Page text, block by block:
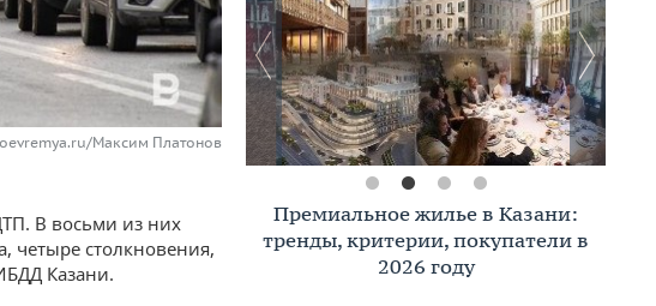
Максим Платонов
В восьми из них
четыре столкновения,
Казани.
Премиальное жилье в Казани:
тренды, критерии, покупатели в
2026 году